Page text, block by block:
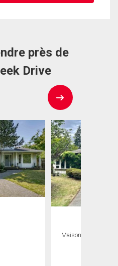
près de
Drive
Maison